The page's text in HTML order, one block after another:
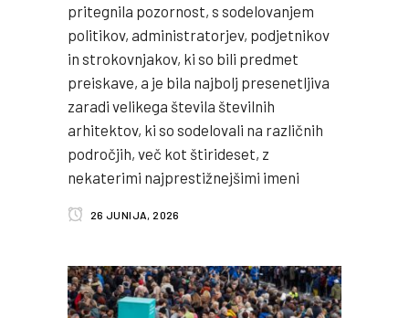
pritegnila pozornost, s sodelovanjem
politikov, administratorjev, podjetnikov
in strokovnjakov, ki so bili predmet
preiskave, a je bila najbolj presenetljiva
zaradi velikega števila številnih
arhitektov, ki so sodelovali na različnih
področjih, več kot štirideset, z
nekaterimi najprestižnejšimi imeni
26 JUNIJA, 2026